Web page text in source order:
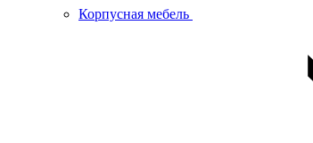
Корпусная мебель